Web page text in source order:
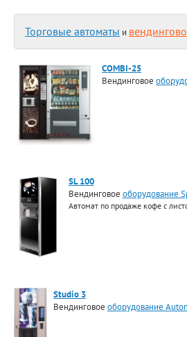
Торговые автоматы и
COMBI-25
Вендинговое
SL 100
Вендинговое оборудование
Автомат по продаже кофе с
Studio 3
Вендинговоеоборудование